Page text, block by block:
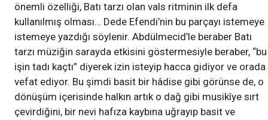
önemli özelliği, Batı tarzı olan vals ritminin ilk defa
kullanılmış olması… Dede Efendi’nin bu parçayı istemeye
istemeye yazdığı söylenir. Abdülmecid’le beraber Batı
tarzı müziğin sarayda etkisini göstermesiyle beraber, “bu
işin tadı kaçtı” diyerek izin isteyip hacca gidiyor ve orada
vefat ediyor. Bu şimdi basit bir hâdise gibi görünse de, o
dönüşüm içerisinde halkın artık o dağ gibi musikîye sırt
çevirdiğini, bir nevi hafıza kaybına uğrayıp basit ve